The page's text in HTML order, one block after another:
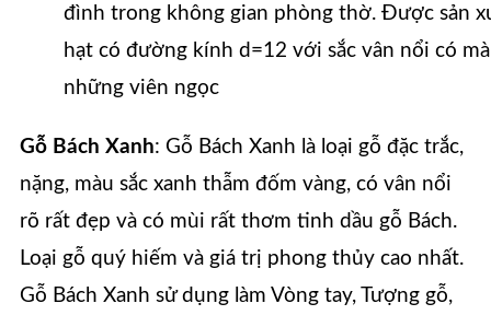
đình trong không gian phòng thờ. Được sản
hạt có đường kính d=12 với sắc vân nổi có
những viên ngọc
Gỗ Bách Xanh: Gỗ Bách Xanh là loại gỗ đặc trắc,
nặng, màu sắc xanh thẫm đốm vàng, có vân nổi
rõ rất đẹp và có mùi rất thơm tinh dầu gỗ Bách.
Loại gỗ quý hiếm và giá trị phong thủy cao nhất.
Gỗ Bách Xanh sử dụng làm Vòng tay, Tượng gỗ,